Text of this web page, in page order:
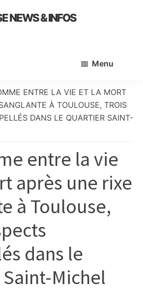
NEWS & INFOS
Menu
ENTRE LA VIE ET LA MORT
À TOULOUSE, TROIS
DANS LE QUARTIER SAINT-
entre la vie
après une rixe
à Toulouse,
dans le
Michel